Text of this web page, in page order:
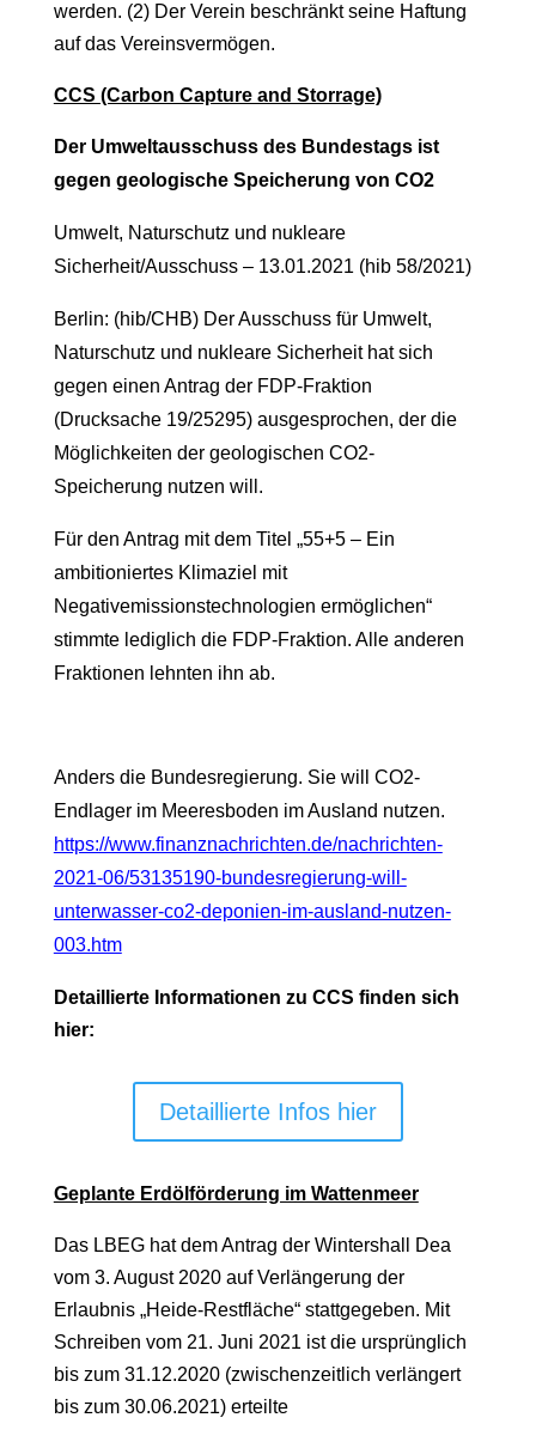
werden. (2) Der Verein beschränkt seine Haftung
auf das Vereinsvermögen.
CCS (Carbon Capture and Storrage)
Der Umweltausschuss des Bundestags ist
gegen geologische Speicherung von CO2
Umwelt, Naturschutz und nukleare
Sicherheit/Ausschuss – 13.01.2021 (hib 58/2021)
Berlin: (hib/CHB) Der Ausschuss für Umwelt,
Naturschutz und nukleare Sicherheit hat sich
gegen einen Antrag der FDP-Fraktion
(Drucksache 19/25295) ausgesprochen, der die
Möglichkeiten der geologischen CO2-
Speicherung nutzen will.
Für den Antrag mit dem Titel „55+5 – Ein
ambitioniertes Klimaziel mit
Negativemissionstechnologien ermöglichen“
stimmte lediglich die FDP-Fraktion. Alle anderen
Fraktionen lehnten ihn ab.
Anders die Bundesregierung. Sie will CO2-
Endlager im Meeresboden im Ausland nutzen.
https://www.finanznachrichten.de/nachrichten-
2021-06/53135190-bundesregierung-will-
unterwasser-co2-deponien-im-ausland-nutzen-
003.htm
Detaillierte Informationen zu CCS finden sich
hier:
Detaillierte Infos hier
Geplante Erdölförderung im Wattenmeer
Das LBEG hat dem Antrag der Wintershall Dea
vom 3. August 2020 auf Verlängerung der
Erlaubnis „Heide-Restfläche“ stattgegeben. Mit
Schreiben vom 21. Juni 2021 ist die ursprünglich
bis zum 31.12.2020 (zwischenzeitlich verlängert
bis zum 30.06.2021) erteilte